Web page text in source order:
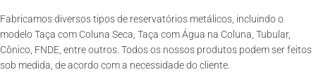
Fabricamos diversos tipos de reservatórios metálicos, incluindo o
modelo Taça com Coluna Seca, Taça com Água na Coluna, Tubular,
Cônico, FNDE, entre outros. Todos os nossos produtos podem ser feitos
sob medida, de acordo com a necessidade do cliente.